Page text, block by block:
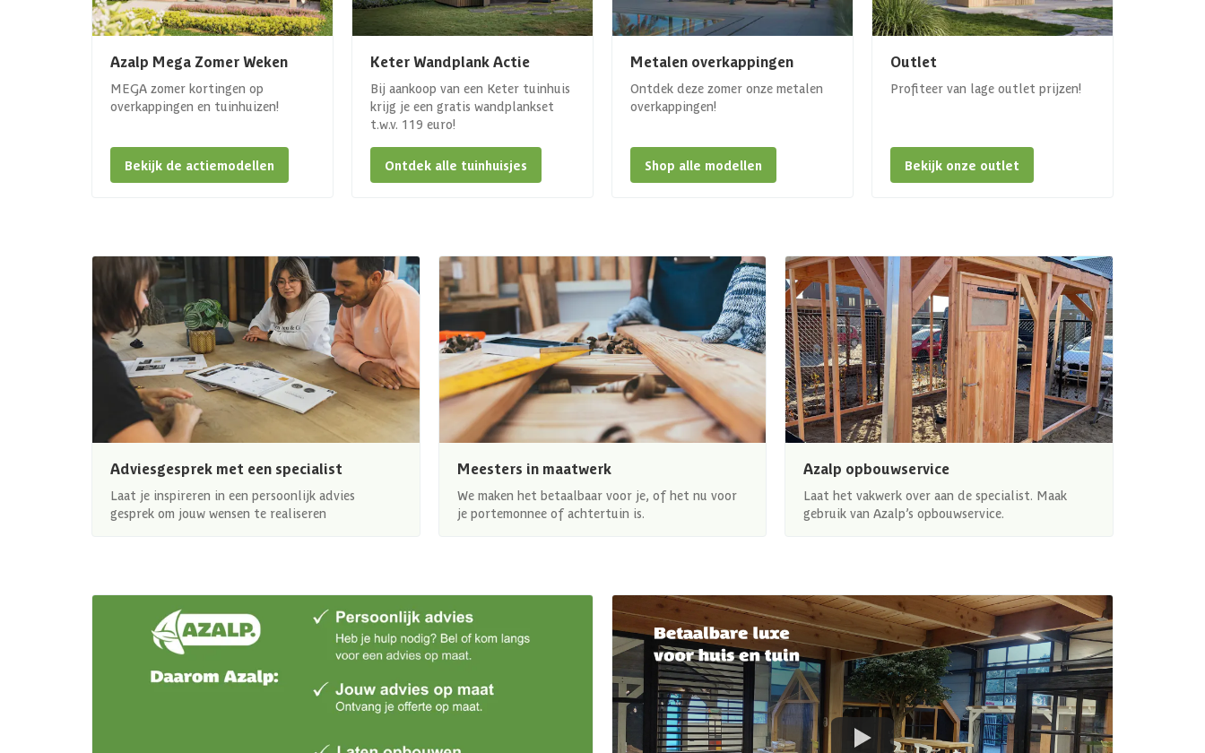
Azalp Mega Zomer Weken
MEGA zomer kortingen op
overkappingen en tuinhuizen!
Bekijk de actiemodellen
Keter Wandplank Actie
Bij aankoop van een Keter tuinhuis
krijg je een gratis wandplankset
t.w.v. 119 euro!
Ontdek alle tuinhuisjes
Metalen overkappingen
Ontdek deze zomer onze metalen
overkappingen!
Shop alle modellen
Outlet
Profiteer van lage outlet prijzen!
Bekijk onze outlet
Adviesgesprek met een specialist
Laat je inspireren in een persoonlijk advies
gesprek om jouw wensen te realiseren
Meesters in maatwerk
We maken het betaalbaar voor je, of het nu voor
je portemonnee of achtertuin is.
Azalp opbouwservice
Laat het vakwerk over aan de specialist. Maak
gebruik van Azalp’s opbouwservice.